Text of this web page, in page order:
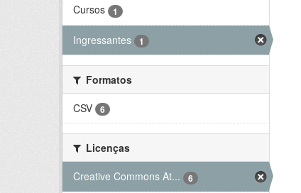
Cursos 1
Ingressantes 1
Formatos
CSV
6
Licenças
Creative Commons At...
6